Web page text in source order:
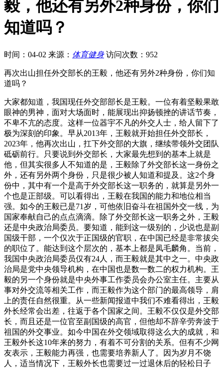
毅，他还有另外2种身份，你们
知道吗？
时间：04-02 来源： 体育健身 访问次数：952
再次出山担任外交部长的王毅，他还有另外2种身份，你们知
道吗？
大家都知道，我国现任外交部部长是王毅。一位有着坚毅果敢
眼神的男神，面对大场面时，能展现出抑扬顿挫的讲话节奏，
不卑不亢的态度。这样一位器宇不凡的外交人士，给人留下了
极为深刻的印象。早从2013年，王毅就开始担任外交部长，
2023年，他再次出山，扛下外交部的大旗，继续带领外交团队
砥砺前行。只要说到外交部长，大家最先想到的基本上就是
他，但其实很多人不知道的是，王毅除了外交部长这一身份之
外，还有另外两个身份，只是很少被人知道和提及。这2个身
份中，其中有一个是高于外交部长这一职务的，就算是另外一
个也是正部级。可以看得出，王毅在我国的能力和地位相当
强。如今的王毅已是71岁，可他依旧奋斗在祖国外交一线，为
国家奉献自己的点点滴滴。除了外交部长这一职务之外，王毅
还是中央政治局委员。要知道，能到这一级别的，少说也是副
国级干部，一个仅次于正国级的官职，在中国已经是非常拔尖
的职位了。能达到这个层次的，基本上都是凤毛麟角。当前，
我国中央政治局委员仅有24人，而王毅就是其中之一。中央政
治局是党中央领导机构，在中国也是数一数二的权力机构。王
毅的另一个身份就是中央外事工作委员会办公室主任。主要从
事对外交流等相关工作，而王毅作为这个部门的最高领导，肩
上的责任自然很重。从一些新闻报道中我们不难看得出，王毅
外长经常会出差，往返于各个国家之间。王毅不仅仅是外交部
长，而且还是一位官至副国级的高官，但他却不辞辛劳奔波于
祖国的外交事业。如今中国在外交领域取得这么大的成就，和
王毅外长这10年来的努力，有着不可分割的关系。但有不少网
友表示，王毅能力再强，也需要培养新人了。因为岁月不饶
人，适当情况下，王毅外长也需要过一过退休后的轻松日子